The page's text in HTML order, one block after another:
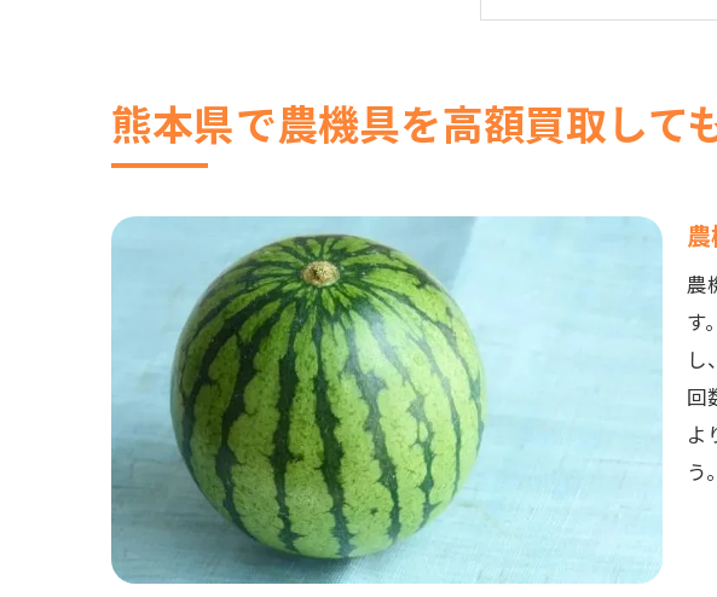
写真撮影の
買取業者と
農機具の買取額
買取前に行
オイルやフ
部品の交換
専門業者に
自分ででき
信頼できる農機
口コミや評
初回相談時
熊本県で農機具を高額買取して
農
す
回
よ
う。